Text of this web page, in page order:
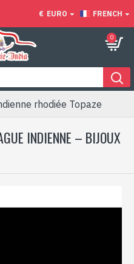
€ EURO FRENCH
0
rhodiée Topaze
INDIENNE – BIJOUX